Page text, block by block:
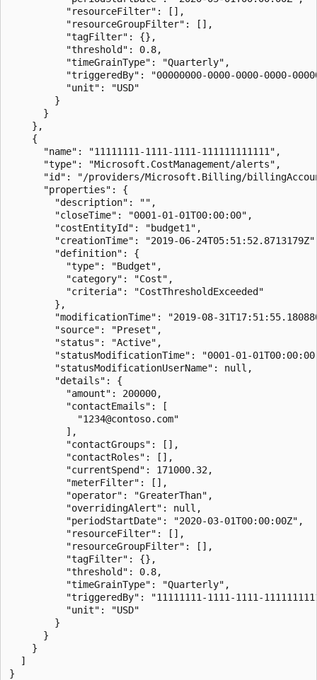
          "resourceFilter": [],
          "resourceGroupFilter": [],
          "tagFilter": {},
          "threshold": 0.8,
          "timeGrainType": "Quarterly",
"triggeredBy": "00000000-0000-0000-0000-
          "unit": "USD"
        }
      }
    },
    {
      "name": "11111111-1111-1111-111111111111",
      "type": "Microsoft.CostManagement/alerts",
"id": "/providers/Microsoft.Billing/
      "properties": {
        "description": "",
        "closeTime": "0001-01-01T00:00:00",
        "costEntityId": "budget1",
"creationTime": "2019-06-
        "definition": {
          "type": "Budget",
          "category": "Cost",
          "criteria": "CostThresholdExceeded"
        },
"modificationTime": "2019-08-
        "source": "Preset",
        "status": "Active",
"statusModificationTime": "0001-01-
        "statusModificationUserName": null,
        "details": {
          "amount": 200000,
          "contactEmails": [
            "1234@contoso.com"
          ],
          "contactGroups": [],
          "contactRoles": [],
          "currentSpend": 171000.32,
          "meterFilter": [],
          "operator": "GreaterThan",
          "overridingAlert": null,
          "periodStartDate": "2020-03-01T00:00:00Z",
          "resourceFilter": [],
          "resourceGroupFilter": [],
          "tagFilter": {},
          "threshold": 0.8,
          "timeGrainType": "Quarterly",
"triggeredBy": "11111111-1111-1111-
          "unit": "USD"
        }
      }
    }
  ]
}